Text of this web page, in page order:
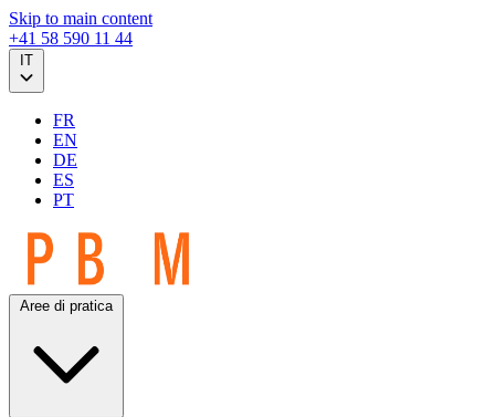
Skip to main content
+41 58 590 11 44
FR
EN
DE
ES
PT
Aree di pratica